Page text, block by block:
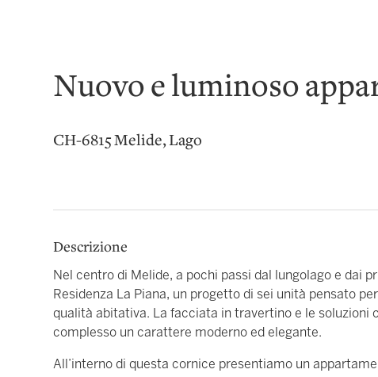
Nuovo e luminoso
CH-6815 Melide, Lago
Descrizione
Nel centro di Melide, a pochi passi dal lungolago e dai
Residenza La Piana, un progetto di sei unità pensato
qualità abitativa. La facciata in travertino e le soluzioni
complesso un carattere moderno ed elegante.
All’interno di questa cornice presentiamo un